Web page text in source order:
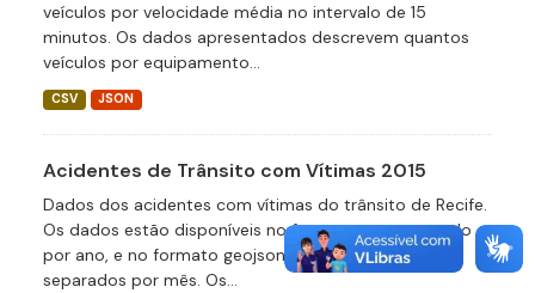
veículos por velocidade média no intervalo de 15
minutos. Os dados apresentados descrevem quantos
veículos por equipamento...
CSV JSON
Acidentes de Trânsito com Vítimas 2015
Dados dos acidentes com vítimas do trânsito de Recife.
Os dados estão disponíveis no formato csv, agrupado
por ano, e no formato geojson com os registros
separados por mês. Os...